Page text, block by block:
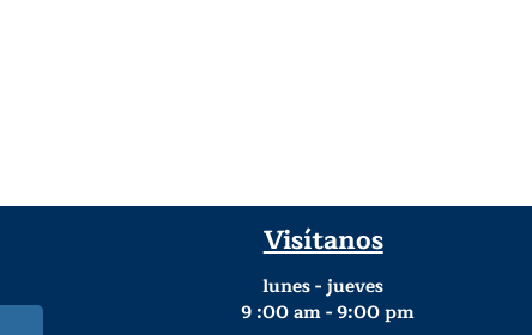
Visítanos
lunes - jueves
9 :00 am - 9:00 pm